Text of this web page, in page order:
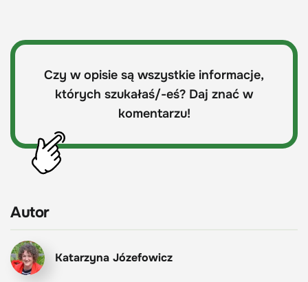
Czy w opisie są wszystkie informacje,
których szukałaś/-eś? Daj znać w
komentarzu!
Autor
Katarzyna Józefowicz